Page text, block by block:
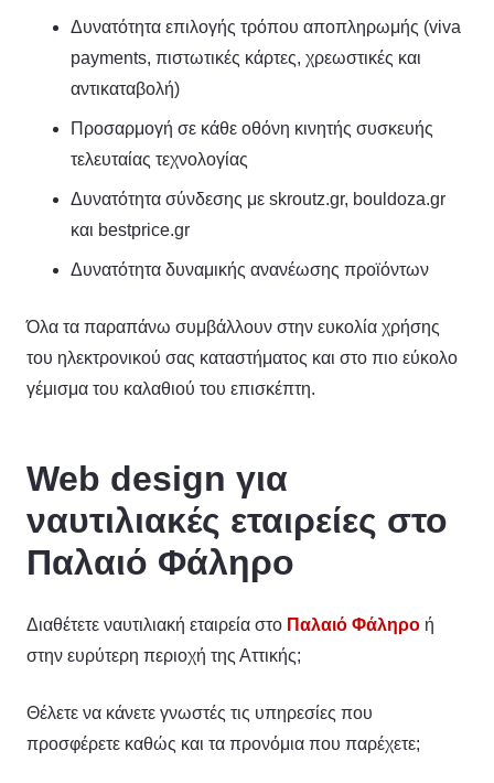
Δυνατότητα επιλογής τρόπου αποπληρωμής (viva
payments, πιστωτικές κάρτες, χρεωστικές και
αντικαταβολή)
Προσαρμογή σε κάθε οθόνη κινητής συσκευής
τελευταίας τεχνολογίας
Δυνατότητα σύνδεσης με skroutz.gr, bouldoza.gr
και bestprice.gr
Δυνατότητα δυναμικής ανανέωσης προϊόντων
Όλα τα παραπάνω συμβάλλουν στην ευκολία χρήσης
του ηλεκτρονικού σας καταστήματος και στο πιο εύκολο
γέμισμα του καλαθιού του επισκέπτη.
Web design για
ναυτιλιακές εταιρείες στο
Παλαιό Φάληρο
Διαθέτετε ναυτιλιακή εταιρεία στο Παλαιό Φάληρο ή
στην ευρύτερη περιοχή της Αττικής;
Θέλετε να κάνετε γνωστές τις υπηρεσίες που
προσφέρετε καθώς και τα προνόμια που παρέχετε;